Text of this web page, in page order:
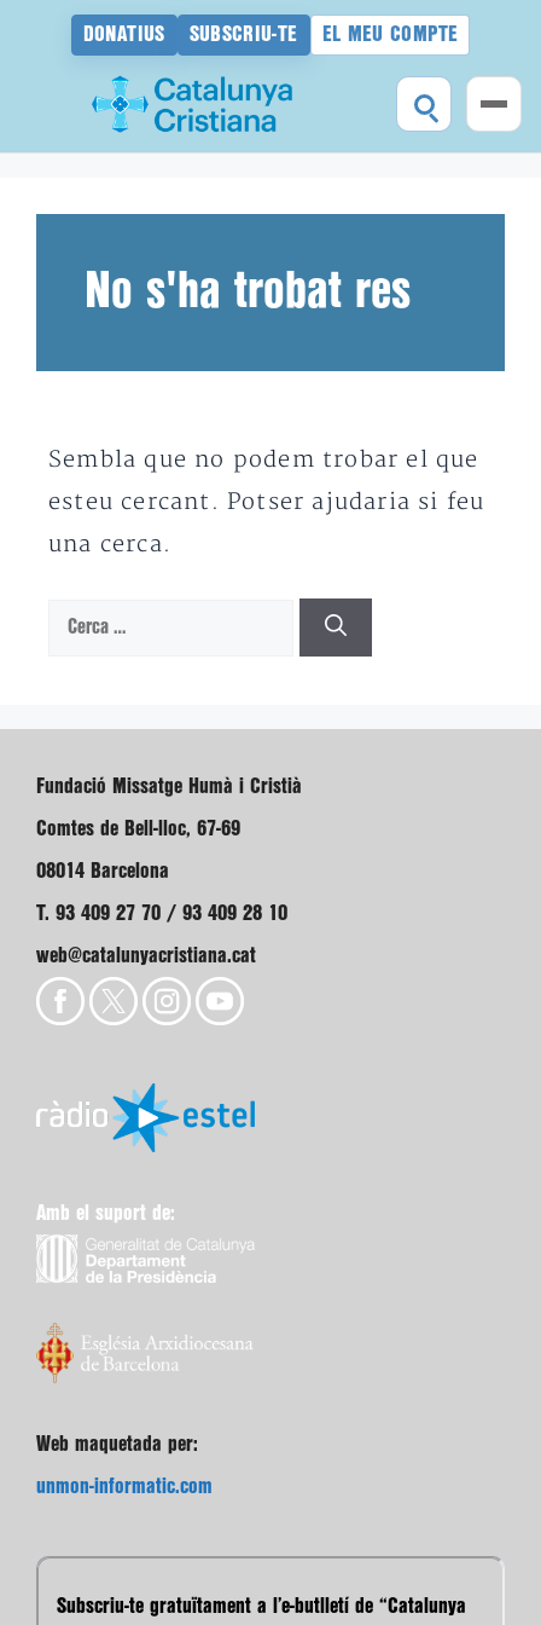
DONATIUS SUBSCRIU-TE EL MEU COMPTE
No s'ha trobat res
Sembla que no podem trobar el que
esteu cercant. Potser ajudaria si feu
una cerca.
Cerca:
Fundació Missatge Humà i Cristià
Comtes de Bell-lloc, 67-69
08014 Barcelona
T. 93 409 27 70 / 93 409 28 10
web@catalunyacristiana.cat
Amb el suport de:
Web maquetada per:
unmon-informatic.com
Subscriu-te gratuïtament a l’e-butlletí de “Catalunya